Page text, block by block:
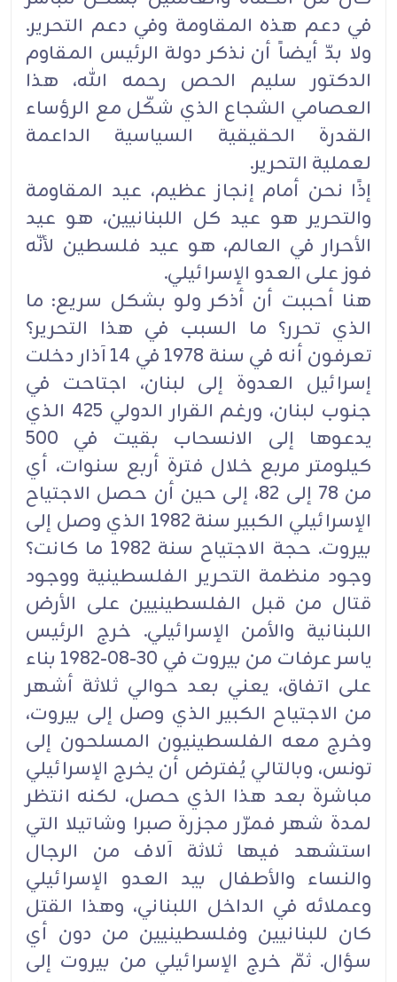
في دعم هذه المقاومة وفي دعم التحرير.
ولا بدّ أيضاً أن نذكر دولة الرئيس المقاوم
الدكتور سليم الحص رحمه الله، هذا
العصامي الشجاع الذي شكّل مع الرؤساء
القدرة الحقيقية السياسية الداعمة
لعملية التحرير.
إذًا نحن أمام إنجاز عظيم، عيد المقاومة
والتحرير هو عيد كل اللبنانيين، هو عيد
الأحرار في العالم، هو عيد فلسطين لأنّه
فوز على العدو الإسرائيلي.
هنا أحببت أن أذكر ولو بشكل سريع: ما
الذي تحرر؟ ما السبب في هذا التحرير؟
تعرفون أنه في سنة 1978 في 14 آذار دخلت
إسرائيل العدوة إلى لبنان، اجتاحت في
جنوب لبنان، ورغم القرار الدولي 425 الذي
يدعوها إلى الانسحاب بقيت في 500
كيلومتر مربع خلال فترة أربع سنوات، أي
من 78 إلى 82، إلى حين أن حصل الاجتياح
الإسرائيلي الكبير سنة 1982 الذي وصل إلى
بيروت. حجة الاجتياح سنة 1982 ما كانت؟
وجود منظمة التحرير الفلسطينية ووجود
قتال من قبل الفلسطينيين على الأرض
اللبنانية والأمن الإسرائيلي. خرج الرئيس
ياسر عرفات من بيروت في 30-08-1982 بناء
على اتفاق، يعني بعد حوالي ثلاثة أشهر
من الاجتياح الكبير الذي وصل إلى بيروت،
وخرج معه الفلسطينيون المسلحون إلى
تونس، وبالتالي يُفترض أن يخرج الإسرائيلي
مباشرة بعد هذا الذي حصل، لكنه انتظر
لمدة شهر فمرّر مجزرة صبرا وشاتيلا التي
استشهد فيها ثلاثة آلاف من الرجال
والنساء والأطفال بيد العدو الإسرائيلي
وعملائه في الداخل اللبناني، وهذا القتل
كان للبنانيين وفلسطينيين من دون أي
سؤال. ثمّ خرج الإسرائيلي من بيروت إلى